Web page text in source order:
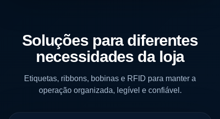
Soluções para diferentes
necessidades da loja
Etiquetas, ribbons, bobinas e RFID para manter a
operação organizada, legível e confiável.